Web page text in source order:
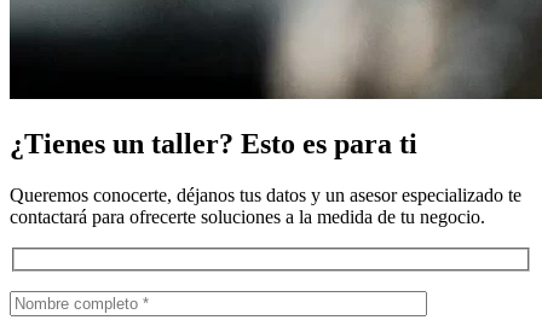
¿Tienes un taller? Esto es para ti
Queremos conocerte, déjanos tus datos y un asesor especializado te
contactará para ofrecerte soluciones a la medida de tu negocio.